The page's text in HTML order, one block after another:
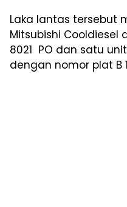
Laka lantas tersebut
Mitsubishi Cooldiesel
8021 PO dan satu
dengan nomor plat B